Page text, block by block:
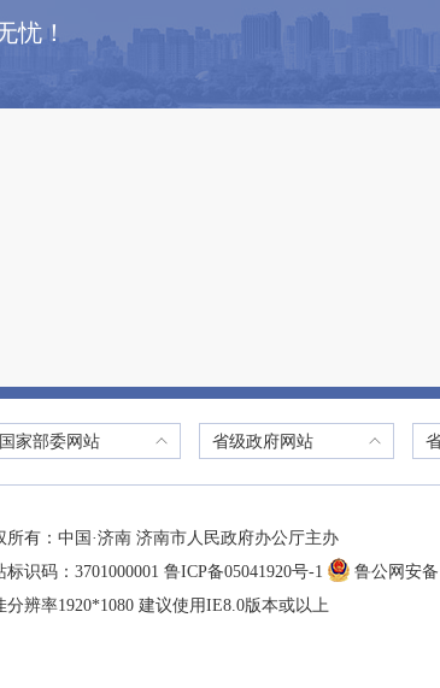
忧！
国家部委网站 省级政府网站
所有：中国·济南 济南市人民政府办公厅主办
标识码：3701000001 鲁ICP备05041920号-1
鲁公网安备
分辨率1920*1080 建议使用IE8.0版本或以上